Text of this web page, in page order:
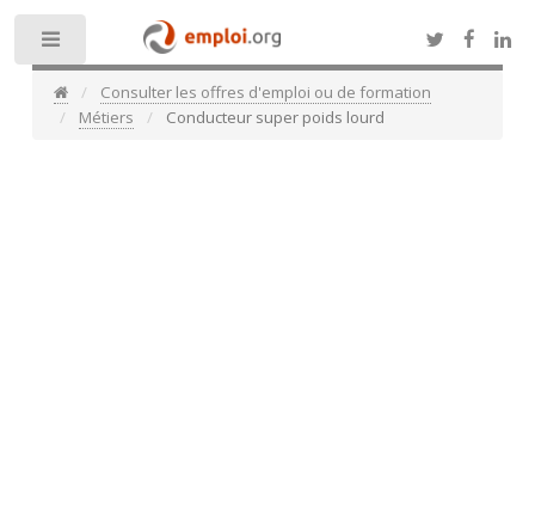
Consulter les offres d'emploi ou de formation
Métiers
Conducteur super poids lourd
Toggle